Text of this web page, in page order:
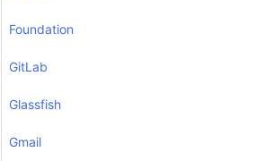
Foundation
GitLab
Glassfish
Gmail